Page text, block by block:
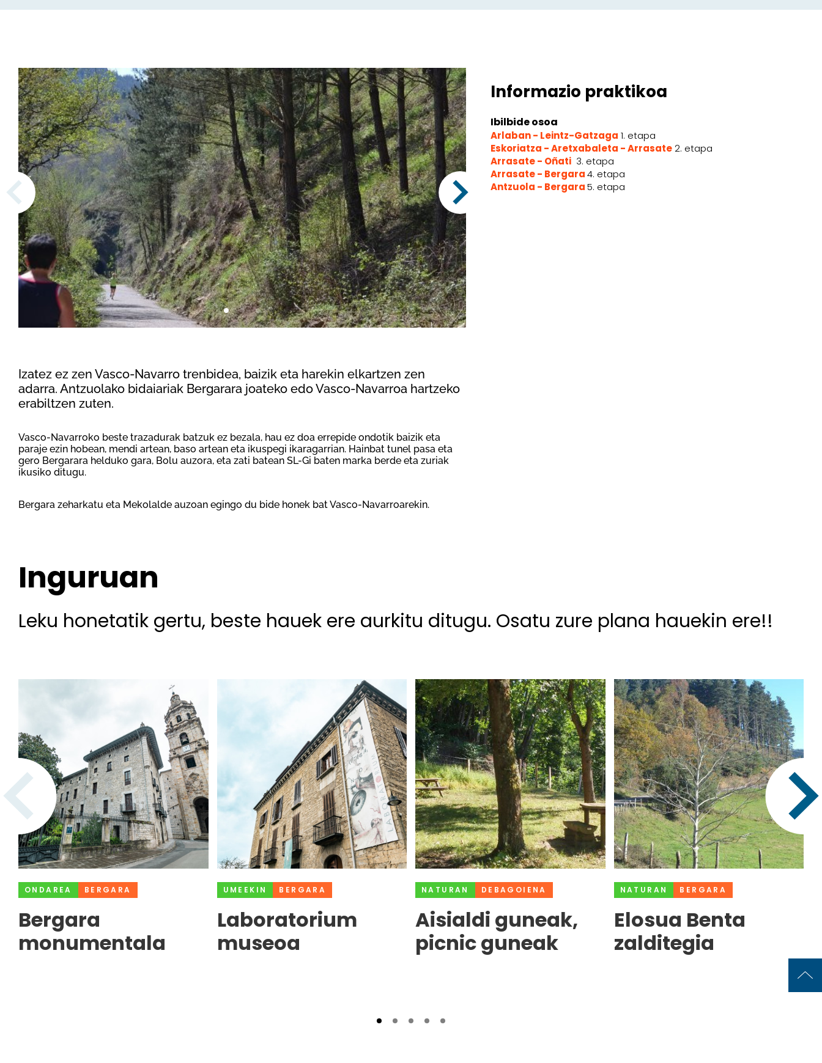
Izatez ez zen Vasco-Navarro trenbidea, baizik eta harekin elkartzen zen
adarra. Antzuolako bidaiariak Bergarara joateko edo Vasco-Navarroa hartzeko
erabiltzen zuten.
Vasco-Navarroko beste trazadurak batzuk ez bezala, hau ez doa errepide ondotik baizik eta
paraje ezin hobean, mendi artean, baso artean eta ikuspegi ikaragarrian. Hainbat tunel pasa eta
gero Bergarara helduko gara, Bolu auzora, eta zati batean SL-Gi baten marka berde eta zuriak
ikusiko ditugu.
Bergara zeharkatu eta Mekolalde auzoan egingo du bide honek bat Vasco-Navarroarekin.
Informazio praktikoa
Ibilbide osoa
Arlaban - Leintz-Gatzaga 1. etapa
Eskoriatza - Aretxabaleta - Arrasate2. etapa
Arrasate - Oñati 3. etapa
Arrasate - Bergara 4. etapa
Antzuola - Bergara 5. etapa
Inguruan
Leku honetatik gertu, beste hauek ere aurkitu ditugu. Osatu zure plana hauekin ere!!
ONDAREA BERGARA
Bergara
monumentala
UMEEKIN BERGARA
Laboratorium
museoa
NATURAN DEBAGOIENA
Aisialdi guneak,
picnic guneak
NATURAN BERGARA
Elosua Benta
zalditegia